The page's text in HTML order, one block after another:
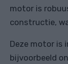
motor is
constructie,
Deze motor is
bijvoorbeeld